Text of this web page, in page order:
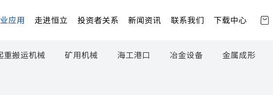
应用 走进恒立 投资者关系 新闻资讯 联系我们 下载中心
重搬运机械 矿用机械 海工港口 冶金设备 金属成形